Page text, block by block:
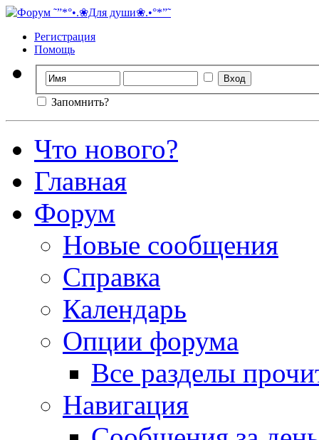
Регистрация
Помощь
Запомнить?
Что нового?
Главная
Форум
Новые сообщения
Справка
Календарь
Опции форума
Все разделы
Навигация